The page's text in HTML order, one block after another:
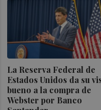
La Reserva Federal de
Estados Unidos da su
bueno a la compra de
Webster por Banco